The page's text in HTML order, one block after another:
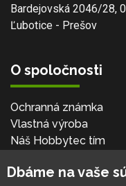
Bardejovská 2046/28,
Ľubotice - Prešov
O spoločnosti
Ochranná známka
Vlastná výroba
Náš Hobbytec tím
Naša história
Dbáme na vaše